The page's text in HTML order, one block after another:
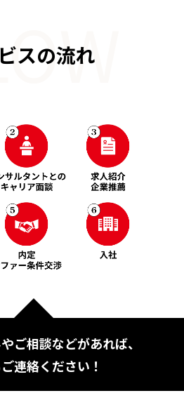
スの流れ
ご相談などがあれば、
連絡ください！